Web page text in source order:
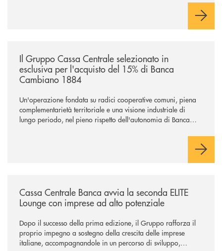
comuni e sulla prossimità ai territori, per ampliare l’offerta e
Il Gruppo Cassa Centrale selezionato in
esclusiva per l'acquisto del 15% di Banca
Cambiano 1884
Un'operazione fondata su radici cooperative comuni, piena
complementarietà territoriale e una visione industriale di
lungo periodo, nel pieno rispetto dell'autonomia di Banca
negoziazione esclusiva per la finalizzazione dell’operazione.
Cassa Centrale Banca avvia la seconda ELITE
Lounge con imprese ad alto potenziale
Dopo il successo della prima edizione, il Gruppo rafforza il
proprio impegno a sostegno della crescita delle imprese
italiane, accompagnandole in un percorso di sviluppo,